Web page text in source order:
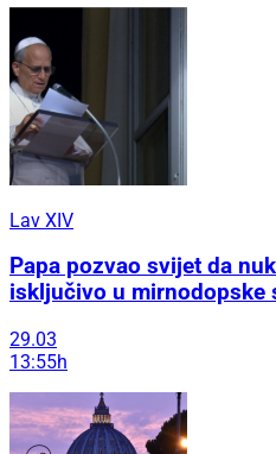
Lav XIV
Papa pozvao svijet da
isključivo u mirnodopske
29.03
13:55h